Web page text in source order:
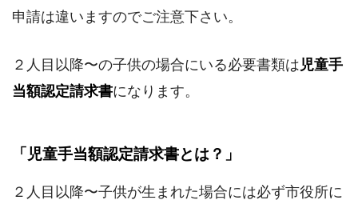
申請は違いますのでご注意下さい。
２人目以降〜の子供の場合にいる必要書類は 児童手
当額認定請求書になります。
「児童手当額認定請求書とは？」
２人目以降〜子供が生まれた場合には必ず市役所に